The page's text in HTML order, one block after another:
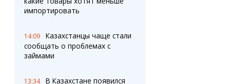
импортировать
14:09
Казахстанцы чаще стали
сообщать о проблемах с
займами
13:34
В Казахстане появился